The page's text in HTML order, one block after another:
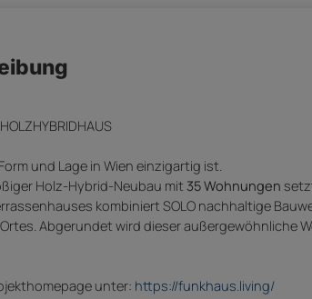
und Lage in Wien einzigartig ist.
Holz-Hybrid-Neubau mit 35 Wohnungen
kombiniert SOLO nachhaltige
Abgerundet wird dieser außergewöhnliche
unter: https://funkhaus.living/